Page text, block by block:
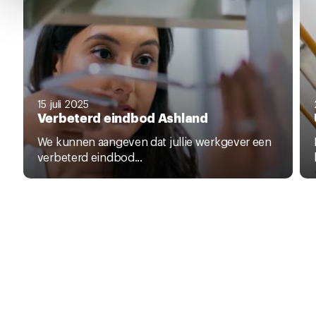
pagina.
15 juli 2025
Verbeterd eindbod Ashland
We kunnen aangeven dat jullie werkgever een
verbeterd eindbod...